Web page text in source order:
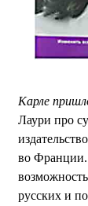
Карле
Лаури про
издательство
во Франции.
русских и